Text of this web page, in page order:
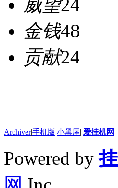
威望24
金钱48
贡献24
Archiver|手机版|小黑屋| 爱挂机网
Powered by